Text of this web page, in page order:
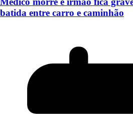
batida entre carro e caminhão